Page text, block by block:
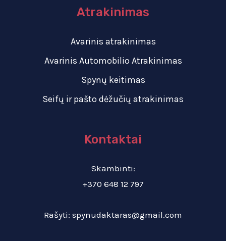
Atrakinimas
Avarinis atrakinimas
Avarinis Automobilio Atrakinimas
Spynų keitimas
Seifų ir pašto dėžučių atrakinimas
Kontaktai
Skambinti:
+370 648 12 797
Rašyti: spynudaktaras@gmail.com